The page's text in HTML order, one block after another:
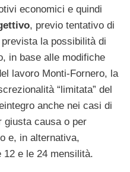
economici e quindi
, previo tentativo di
la possibilità di
in base alle modifiche
lavoro Monti-Fornero, la
“limitata” del
anche nei casi di
giusta causa o per
e, in alternativa,
12 e le 24 mensilità.